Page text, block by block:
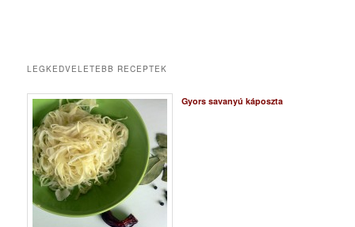
LEGKEDVELETEBB RECEPTEK
Gyors savanyú káposzta